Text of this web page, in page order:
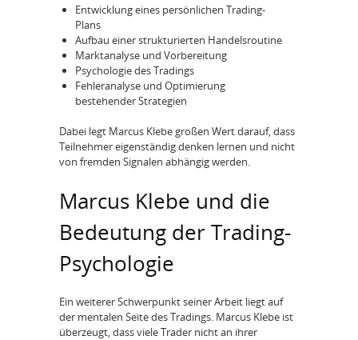
Entwicklung eines persönlichen Trading-
Plans
Aufbau einer strukturierten Handelsroutine
Marktanalyse und Vorbereitung
Psychologie des Tradings
Fehleranalyse und Optimierung
bestehender Strategien
Dabei legt Marcus Klebe großen Wert darauf, dass
Teilnehmer eigenständig denken lernen und nicht
von fremden Signalen abhängig werden.
Marcus Klebe und die
Bedeutung der Trading-
Psychologie
Ein weiterer Schwerpunkt seiner Arbeit liegt auf
der mentalen Seite des Tradings. Marcus Klebe ist
überzeugt, dass viele Trader nicht an ihrer